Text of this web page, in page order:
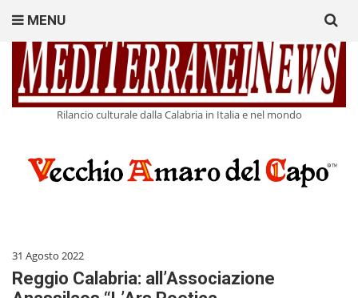
Rilancio culturale dalla Calabria in Italia e nel mondo
MENU
for:
31 Agosto 2022
Reggio Calabria: all’Associazione